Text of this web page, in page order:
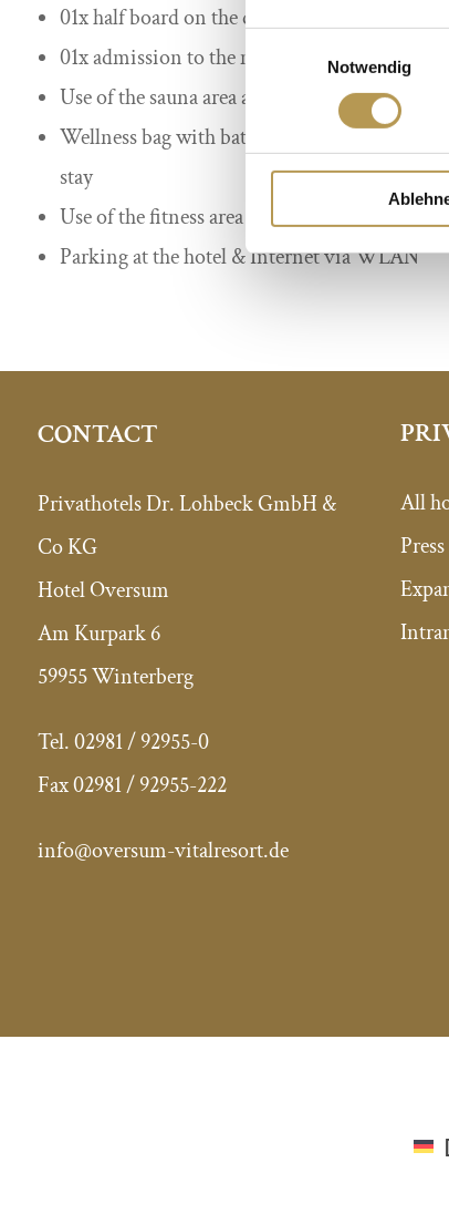
Notwendig
01x half board on the day of arrival
01x admission to the mystery dinner with 4-
Use of the sauna area and swimming pool
Wellness bag with bathrobe, slippers &
stay
Use of the fitness area
Parking at the hotel & Internet via WLAN
CONTACT
Privathotels Dr. Lohbeck GmbH &
Co KG
Hotel Oversum
Am Kurpark 6
59955 Winterberg
Tel.02981 / 92955-0
Fax 02981/ 92955-222
info@oversum-vitalresort.de
All